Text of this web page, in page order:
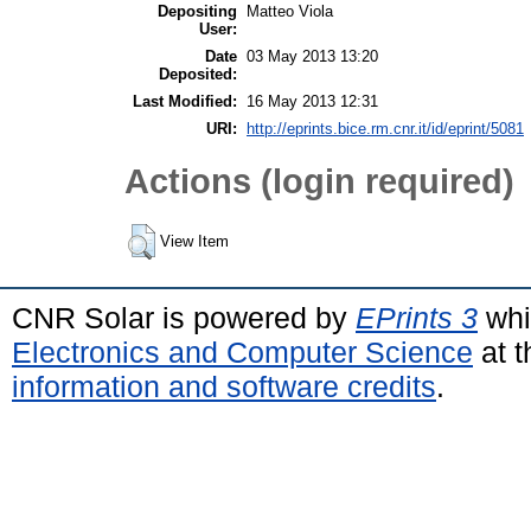
Depositing
User:
Matteo Viola
Date
Deposited:
03 May 2013 13:20
Last Modified:
16 May 2013 12:31
URI:
http://eprints.bice.rm.cnr.it/id/eprint/5081
Actions (login required)
View Item
CNR Solar is powered by EPrints 3
Electronics and Computer Science at
information and software credits.